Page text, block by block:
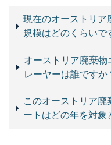
現在のオーストリア
規模はどのくらいで
オーストリア廃棄
レーヤーは誰ですか
このオーストリア
ートはどの年を対象